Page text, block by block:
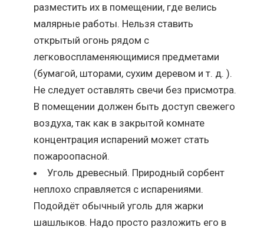
разместить их в помещении, где велись
малярные работы. Нельзя ставить
открытый огонь рядом с
легковоспламеняющимися предметами
(бумагой, шторами, сухим деревом и т. д. ).
Не следует оставлять свечи без присмотра.
В помещении должен быть доступ свежего
воздуха, так как в закрытой комнате
концентрация испарений может стать
пожароопасной.
Уголь древесный. Природный сорбент
неплохо справляется с испарениями.
Подойдёт обычный уголь для жарки
шашлыков. Надо просто разложить его в